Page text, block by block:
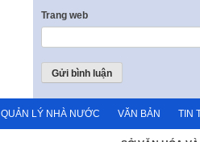
Trang web
QUẢN LÝ NHÀ NƯỚC VĂN BẢN TIN